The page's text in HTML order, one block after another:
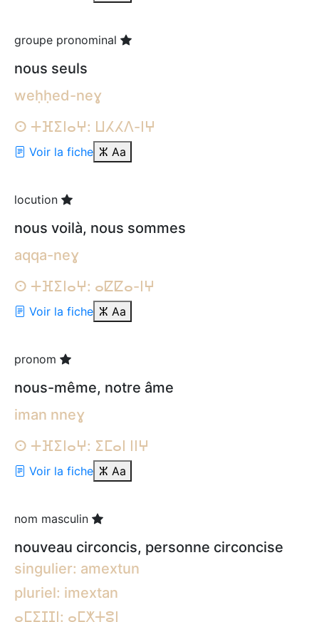
groupe pronominal
nous seuls
weḥḥed-neɣ
ⵙ ⵜⴼⵉⵏⴰⵖ: ⵡⵃⵃⴷ-ⵏⵖ
Voir la fiche ⵣ Aa
locution
nous voilà, nous sommes
aqqa-neɣ
ⵙ ⵜⴼⵉⵏⴰⵖ: ⴰⵇⵇⴰ-ⵏⵖ
Voir la fiche ⵣ Aa
pronom
nous-même, notre âme
iman nneɣ
ⵙ ⵜⴼⵉⵏⴰⵖ: ⵉⵎⴰⵏ ⵏⵏⵖ
Voir la fiche ⵣ Aa
nom masculin
nouveau circoncis, personne circoncise
singulier: amextun
pluriel: imextan
ⴰⵎⵉⵊⵊⵏ: ⴰⵎⵅⵜⵓⵏ